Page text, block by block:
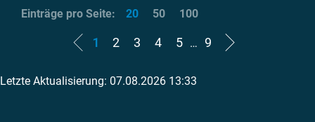
1 2 3 4 5 … 9
Letzte Aktualisierung: 07.08.2026 13:33
Einträge pro Seite: 20 50 100